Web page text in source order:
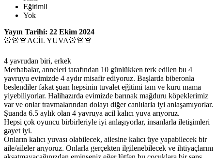
Eğitimli
Yok
Yayın Tarihi: 22 Ekim 2024
🚨🚨🚨ACİL YUVA🚨🚨🚨
4 yavrudan biri, erkek
Merhabalar, anneleri tarafından 10 günlükken terk edilen bu 4
yavruyu evimizde 4 aydır misafir ediyoruz. Başlarda biberonla
beslendiler fakat şuan hepsinin tuvalet eğitimi tam ve kuru mama
yiyebiliyorlar. Halihazırda evimizde barınak mağduru köpeklerimiz
var ve onlar travmalarından dolayı diğer canlılarla iyi anlaşamıyorlar.
Şuanda 6.5 aylık olan 4 yavruya acil kalıcı yuva arıyoruz.
Hepsi çok oyuncu birbirleriyle iyi anlaşıyorlar, insanlarla iletişimleri
gayet iyi.
Onların kalıcı yuvası olabilecek, ailesine kalıcı üye yapabilecek bir
aile/aileler arıyoruz. Onlarla gerçekten ilgilenebilecek ve ihtiyaçlarını